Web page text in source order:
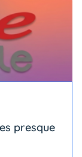
presque